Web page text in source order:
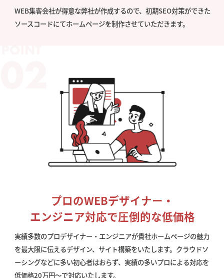
WEB集客会社が得意な弊社が作成するので、初期SEO対策ができた
ソースコードにてホームページを制作させていただきます。
プロのWEBデザイナー・
エンジニア対応で圧倒的な低価格
実績多数のプロデザイナー・エンジニアが貴社ホームページの魅力
を最大限に伝えるデザイン、サイト構築をいたします。クラウドソ
ーシングなどに多い初心者はおらず、実績の多いプロによる対応を
低価格20万円〜で対応いたします。